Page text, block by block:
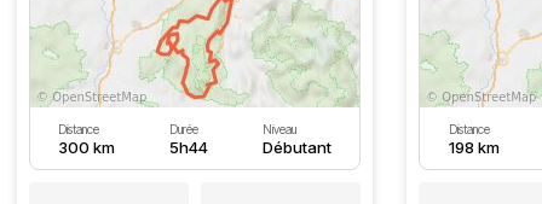
Distance
300 km
Durée
5h44
Niveau
Débutant
Distance
198 km